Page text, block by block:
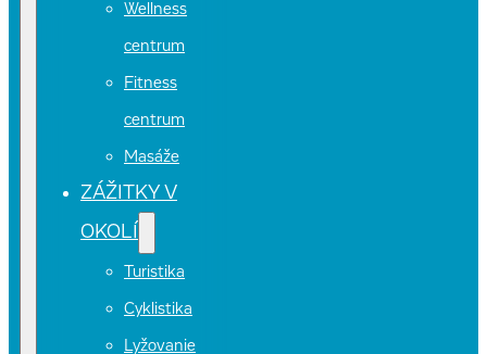
Wellness
centrum
Fitness
centrum
Masáže
ZÁŽITKY V
OKOLÍ
Turistika
Cyklistika
Lyžovanie